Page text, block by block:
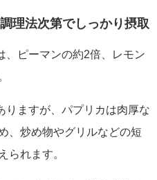
理法次第でしっかり摂取
、ピーマンの約2倍、レモン
りますが、パプリカは肉厚な
、炒め物やグリルなどの短
られます。